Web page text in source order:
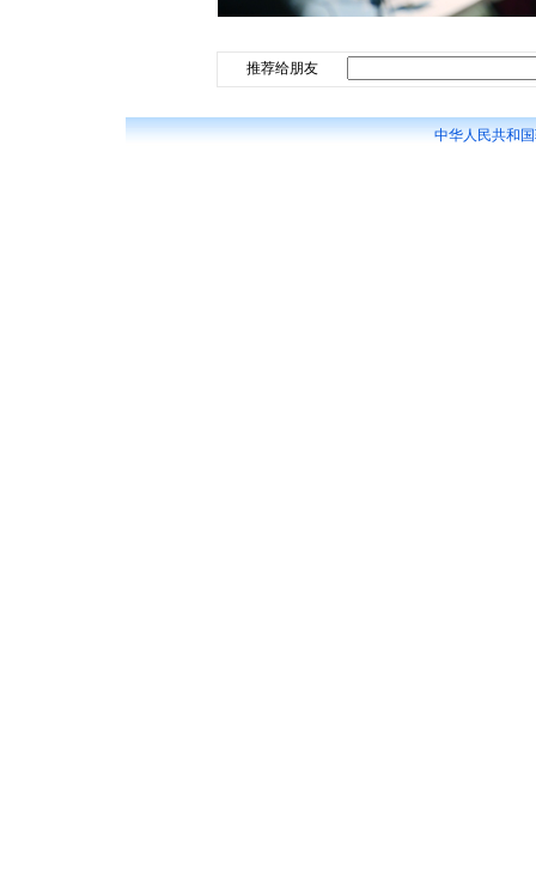
推荐给朋友
中华人民共和